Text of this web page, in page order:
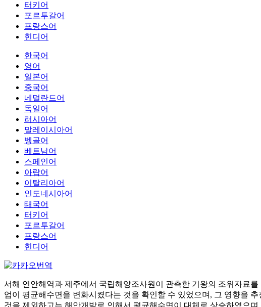
터키어
포르투갈어
프랑스어
힌디어
한국어
영어
일본어
중국어
네덜란드어
독일어
러시아어
말레이시아어
벵골어
베트남어
스페인어
아랍어
이탈리아어
인도네시아어
태국어
터키어
포르투갈어
프랑스어
힌디어
서해 연안해역과 제주에서 국립해양조사원이 관측한 기왕의 조위자료
업이 평균해수면을 변화시켰다는 것을 확인할 수 있었으며, 그 영향을
것을 제외하고는 해안개발로 인해서 평균해수면이 대체로 상승하였으